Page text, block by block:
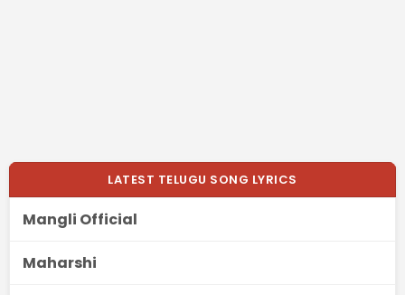
LATEST TELUGU SONG LYRICS
Mangli Official
Maharshi